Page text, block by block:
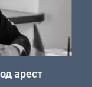
арест